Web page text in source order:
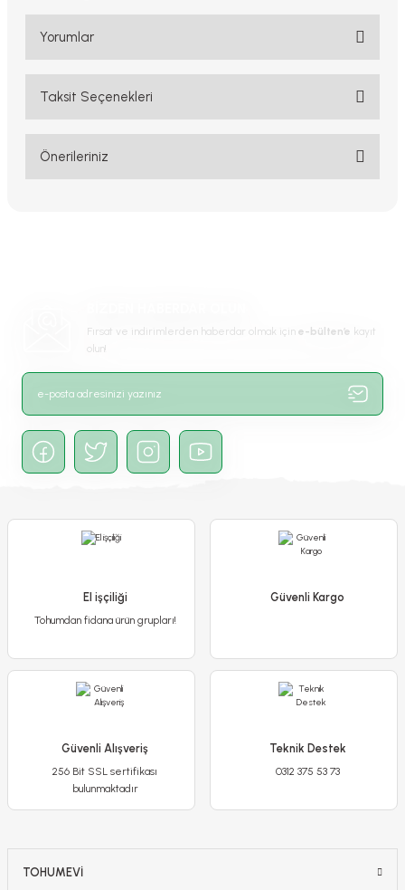
Yorumlar
Bu ürüne ilk yorumu siz yapın!
Taksit Seçenekleri
Önerileriniz
Ürün bilgilerinde hatalar bulunuyor.
Bu ürüne benzer farklı alternatifler olmalı.
Fırsat ve indirimlerden haberdar olmak için e-bülten’e kayıt
olun!
El işçiliği
Tohumdan fidana ürün grupları!
Güvenli Kargo
Güvenli Alışveriş
256 Bit SSL sertifikası
bulunmaktadır
Teknik Destek
0312 375 53 73
TOHUMEVİ